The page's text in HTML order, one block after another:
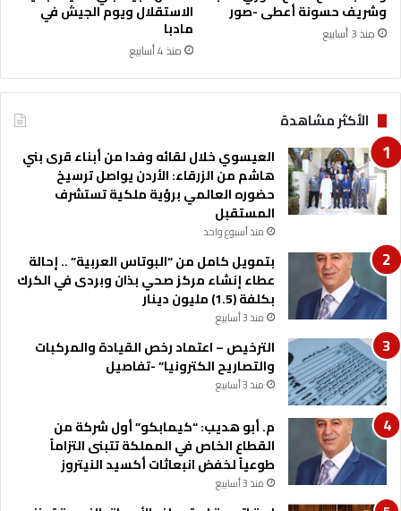
و
غ
وشريف حسونة أعطى -صور
منذ 3 أسابيع
الاستقلال ويوم الجيش في
مادبا
منذ 4 أسابيع
الأكثر مشاهدة
العيسوي خلال لقائه وفدا من أبناء قرى بني
هاشم من الزرقاء: الأردن يواصل ترسيخ
حضوره العالمي برؤية ملكية تستشرف
المستقبل
منذ أسبوع واحد
بتمويل كامل من “البوتاس العربية” .. إحالة
عطاء إنشاء مركز صحي بذان وبردى في الكرك
بكلفة (1.5) مليون دينار
منذ 3 أسابيع
الترخيص – اعتماد رخص القيادة والمركبات
والتصاريح الكترونيا” -تفاصيل
منذ 3 أسابيع
م. أبو هديب: “كيمابكو” أول شركة من
القطاع الخاص في المملكة تتبنى التزاماً
طوعياً لخفض انبعاثات أكسيد النيتروز
منذ 3 أسابيع